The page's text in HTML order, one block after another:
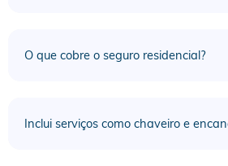
O que cobre o seguro residencial?
Inclui serviços como chaveiro e